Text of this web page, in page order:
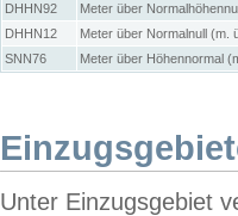
DHHN92
Meter über
DHHN12
Meter über Normalnull (m.
SNN76
Meter über Höhennormal
Unter Einzugsgebiet